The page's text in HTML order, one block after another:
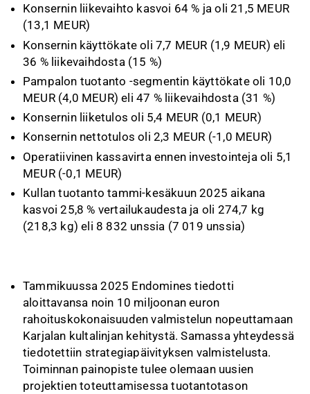
Konsernin liikevaihto kasvoi 64 % ja oli 21,5 MEUR
(13,1 MEUR)
Konsernin käyttökate oli 7,7 MEUR (1,9 MEUR) eli
36 % liikevaihdosta (15 %)
Pampalon tuotanto -segmentin käyttökate oli 10,0
MEUR (4,0 MEUR) eli 47 % liikevaihdosta (31 %)
Konsernin liiketulos oli 5,4 MEUR (0,1 MEUR)
Konsernin nettotulos oli 2,3 MEUR (-1,0 MEUR)
Operatiivinen kassavirta ennen investointeja oli 5,1
MEUR (-0,1 MEUR)
Kullan tuotanto tammi-kesäkuun 2025 aikana
kasvoi 25,8 % vertailukaudesta ja oli 274,7 kg
(218,3 kg) eli 8 832 unssia (7 019 unssia)
Tammikuussa 2025 Endomines tiedotti
aloittavansa noin 10 miljoonan euron
rahoituskokonaisuuden valmistelun nopeuttamaan
Karjalan kultalinjan kehitystä. Samassa yhteydessä
tiedotettiin strategiapäivityksen valmistelusta.
Toiminnan painopiste tulee olemaan uusien
projektien toteuttamisessa tuotantotason